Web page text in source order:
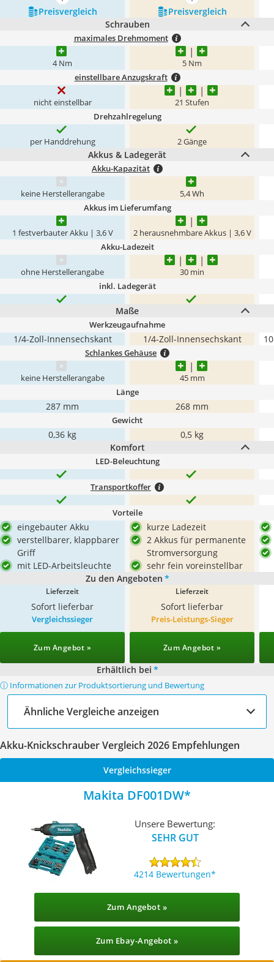
Preis­vergleich
Preis­vergleich
Schrauben
maximales Drehmoment
4 Nm 5 Nm
einstellbare Anzugskraft
nicht einstellbar 21 Stufen
Drehzahlregelung
per Handdrehung 2 Gänge
Akkus & Ladegerät
Akku-Kapazität
keine Herstellerangabe 5,4 Wh
Akkus im Lieferumfang
1 festverbauter Akku | 3,6 V 2 herausnehmbare Akkus | 3,6 V
Akku-Ladezeit
ohne Herstellerangabe 30 min
inkl. Ladegerät
Maße
Werkzeugaufnahme
1/4-Zoll-Innensechskant 1/4-Zoll-Innensechskant
Schlankes Gehäuse
keine Herstellerangabe 45 mm
Länge
287 mm 268 mm
Gewicht
0,36 kg
0,5 kg
Komfort
LED-Beleuchtung
Transportkoffer
Vorteile
eingebauter Akku
verstellbarer, klappbarer
Griff
mit LED-Arbeitsleuchte
kurze Ladezeit
2 Akkus für permanente
Stromversorgung
sehr fein voreinstellbar
Zu den Angeboten *
Lieferzeit
Sofort lieferbar
Lieferzeit
Sofort lieferbar
Vergleichssieger
Zum Angebot »
Preis-Leistungs-Sieger
Zum Angebot »
Erhältlich bei *
ⓘ Informationen zur Produktsortierung und Bewertung
Ähnliche Vergleiche anzeigen
Akku-Knickschrauber Vergleich 2026 Empfehlungen
Vergleichssieger
Makita DF001DW
Unsere Bewertung:
SEHR GUT
4214 Bewertungen
Zum Angebot »
Zum Ebay-Angebot »